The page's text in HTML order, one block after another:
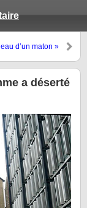
d’un maton »
a déserté